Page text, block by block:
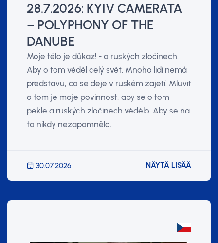
28.7.2026: KYIV CAMERATA
– POLYPHONY OF THE
DANUBE
Moje tělo je důkaz! - o ruských zločinech.
Aby o tom věděl celý svět. Mnoho lidí nemá
představu, co se děje v ruském zajetí. Mluvit
o tom je moje povinnost, aby se o tom
pekle a ruských zločinech vědělo. Aby se na
to nikdy nezapomnělo.
30.07.2026 NÄYTÄ LISÄÄ